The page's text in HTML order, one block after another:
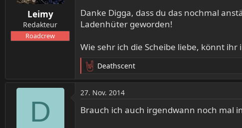
e
n
Leimy
Redakteur
Roadcrew
Danke Digga, dass du das nochmal
Ladenhüter geworden!
Wie sehr ich die Scheibe liebe, könnt ihr
R
e
a
k
t
Deathscent
D
27. Nov. 2014
Brauch ich auch irgendwann noch mal